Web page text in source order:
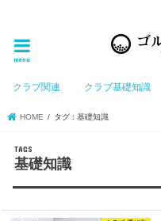
menu
クラブ関連 クラブ基礎知識
HOME タグ : 基礎知識
基礎知識